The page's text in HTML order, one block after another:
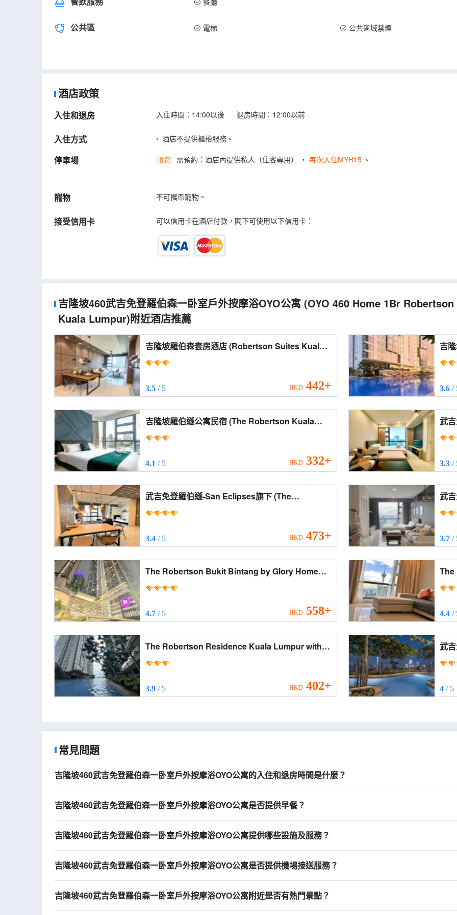
公共區 電梯 公共區域禁煙
酒店政策
入住和退房 入住時間：14:00以後 退房時間：12:00以前
入住方式 酒店不提供櫃枱服務。
停車場 收费 需預約：酒店內提供私人（住客專用） ， 每次入住MYR15 。
寵物 不可攜帶寵物。
接受信用卡 可以信用卡在酒店付款，閣下可使用以下信用卡：
吉隆坡460武吉免登羅伯森一卧室戶外按摩浴OYO公寓 (OYO 460 Home 1Br
Kuala Lumpur)附近酒店推薦
吉隆坡羅伯森套房酒店 (Robertson Suites Kuala
Lumpur)
3.5 / 5 HKD 442+
吉隆
3.6/
吉隆坡羅伯遜公寓民宿 (The Robertson Kuala
Lumpur)
4.1 / 5 HKD 332+
武吉
3.3/
武吉免登羅伯遜-San Eclipses旗下 (The
Robertson Bukit Bintang by San Eclipses)
3.4 / 5 HKD 473+
武吉免
3.7/
The Robertson Bukit Bintang by Glory Home
(The Robertson Bukit Bintang by Glory Home)
4.7 / 5 HKD 558+
The
by
4.4/
The Robertson Residence Kuala Lumpur with
City views (The Robertson Residence Kuala
3.9 / 5 HKD 402+
武吉免
4/ 5
常見問題
吉隆坡460武吉免登羅伯森一卧室戶外按摩浴OYO公寓的入住和退房時間是什麼？
吉隆坡460武吉免登羅伯森一卧室戶外按摩浴OYO公寓是否提供早餐？
吉隆坡460武吉免登羅伯森一卧室戶外按摩浴OYO公寓提供哪些設施及服務？
吉隆坡460武吉免登羅伯森一卧室戶外按摩浴OYO公寓是否提供機場接送服務？
吉隆坡460武吉免登羅伯森一卧室戶外按摩浴OYO公寓附近是否有熱門景點？